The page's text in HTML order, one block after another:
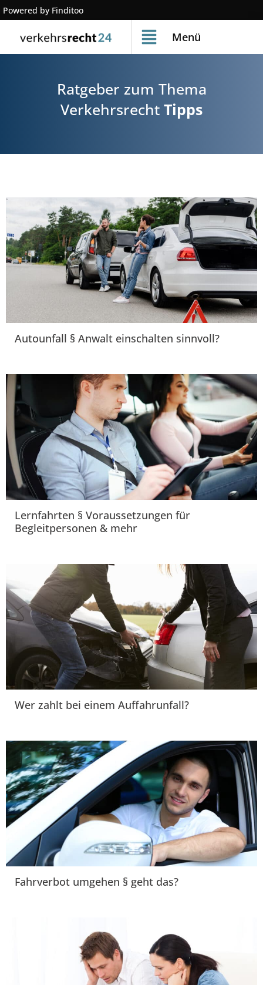
Powered by Finditoo
Menü
Ratgeber zum Thema
Verkehrsrecht Tipps
Autounfall § Anwalt einschalten sinnvoll?
Lernfahrten § Voraussetzungen für
Begleitpersonen & mehr
Wer zahlt bei einem Auffahrunfall?
Fahrverbot umgehen § geht das?